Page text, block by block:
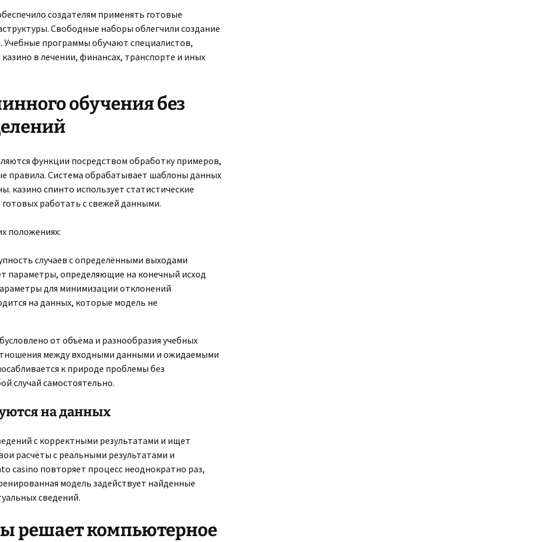
создателям применять готовые
Свободные наборы облегчили создание
Учебные программы обучают специалистов,
в лечении, финансах, транспорте и иных
обучения без
функции посредством обработку примеров,
правила. Система обрабатывает шаблоны данных
казино спинто использует статистические
работать с свежей данными.
положениях:
случаев с определёнными выходами
параметры, определяющие на конечный исход
для минимизации отклонений
на данных, которые модель не
от объёма и разнообразия учебных
между входными данными и ожидаемыми
к природе проблемы без
случай самостоятельно.
на данных
с корректными результатами и ищет
расчёты с реальными результатами и
casino повторяет процесс неоднократно раз,
модель задействует найденные
сведений.
решает компьютерное